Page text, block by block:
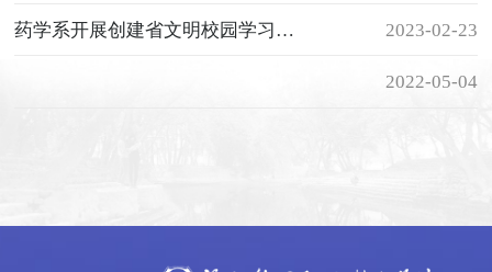
药学系开展创建省文明校园学习交流会 2023-02-23
2022-05-04